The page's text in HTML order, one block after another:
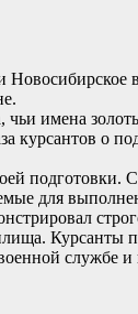
чьи имена
курсантов о
подготовки.
для